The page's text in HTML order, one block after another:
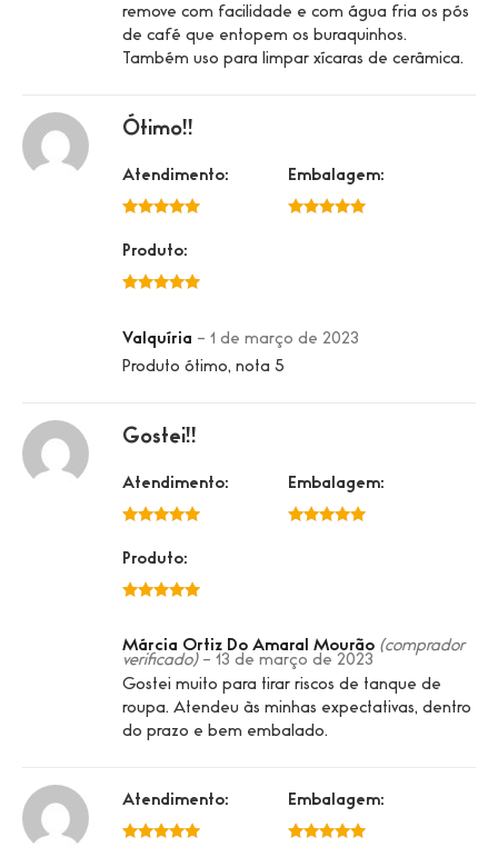
remove com facilidade e com água fria os pós
de café que entopem os buraquinhos.
Também uso para limpar xícaras de cerâmica.
Ótimo!!
Atendimento: Embalagem:
Produto:
Valquíria – 1 de março de 2023
Produto ótimo, nota 5
Gostei!!
Atendimento: Embalagem:
Produto:
Márcia Ortiz Do Amaral Mourão (comprador
verificado) – 13 de março de 2023
Gostei muito para tirar riscos de tanque de
roupa. Atendeu às minhas expectativas, dentro
do prazo e bem embalado.
Atendimento: Embalagem: